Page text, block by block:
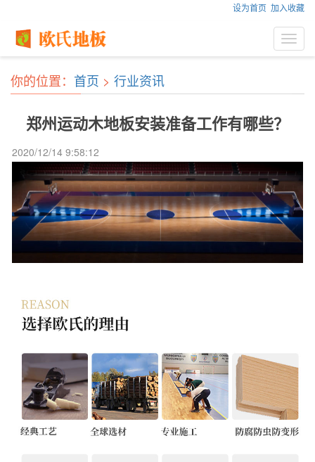
设为首页 加入收藏
你的位置： 首页 > 行业资讯
郑州运动木地板安装准备工作有哪些？
2020/12/14 9:58:12